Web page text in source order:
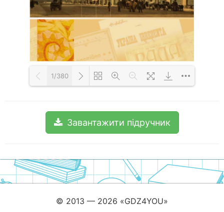
1/380
Завантажити підручник
© 2013 — 2026 «GDZ4YOU»